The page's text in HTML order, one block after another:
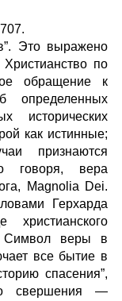
Это выражено
по
обращение к
определенных
исторических
как истинные;
признаются
говоря, вера
Magnolia Dei.
Герхарда
Символ веры в
все бытие в
спасения”,
свершения —